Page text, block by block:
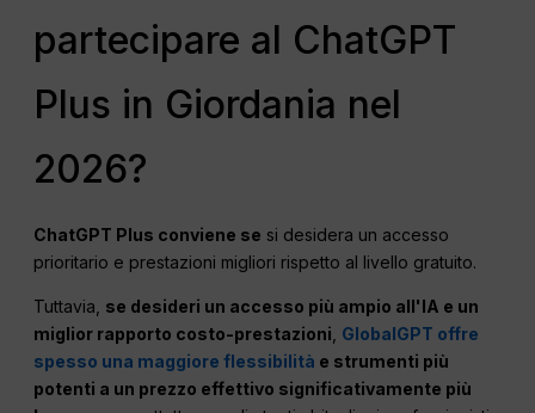
partecipare al ChatGPT
Plus in Giordania nel
2026?
ChatGPT Plus conviene se si desidera un accesso
prioritario e prestazioni migliori rispetto al livello gratuito.
Tuttavia, se desideri un accesso più ampio all'IA e un
miglior rapporto costo-prestazioni GlobalGPT offre
spesso una maggiore flessibilità e strumenti più
potenti a un prezzo effettivo significativamente più